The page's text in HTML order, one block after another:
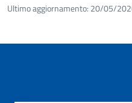
Ultimo aggiornamento: 20/05/